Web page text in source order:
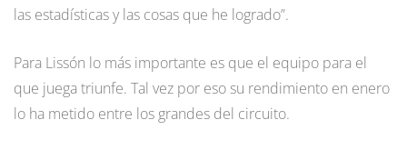
las estadísticas y las cosas que he logrado”.
Para Lissón lo más importante es que el equipo para el
que juega triunfe. Tal vez por eso su rendimiento en enero
lo ha metido entre los grandes del circuito.